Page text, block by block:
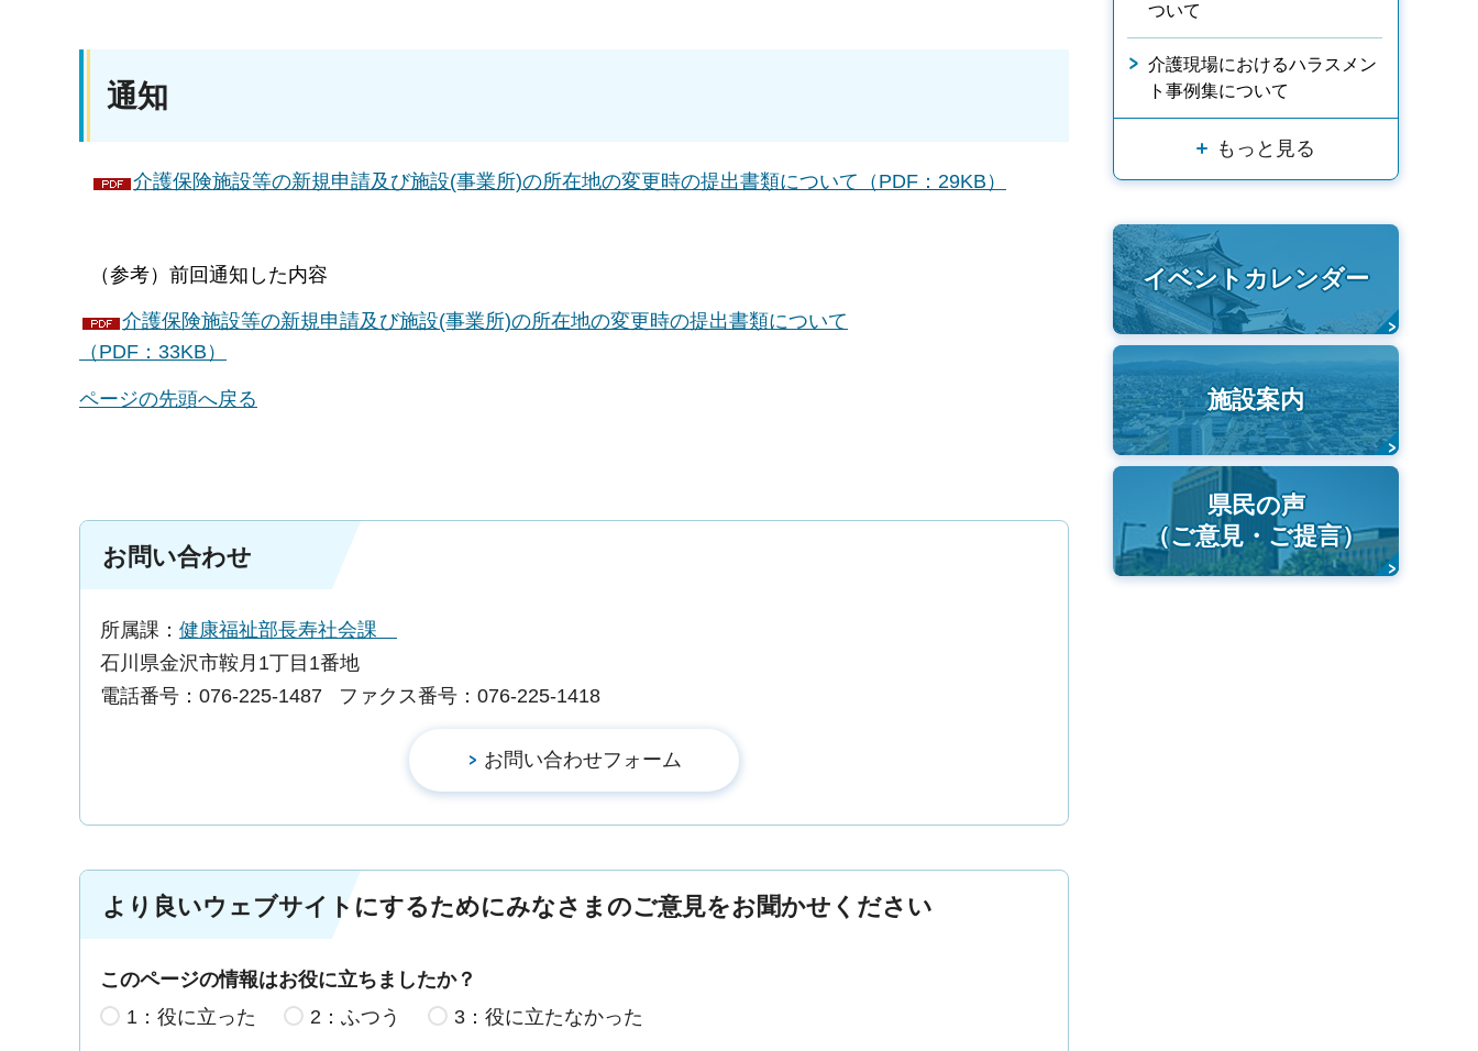
通知
介護保険施設等の新規申請及び施設(事業所)の所在地の変更時の提出書類について（PDF：29KB）
（参考）前回通知した内容
介護保険施設等の新規申請及び施設(事業所)の所在地の変更時の提出書類について
（PDF：33KB）
ページの先頭へ戻る
お問い合わせ
所属課： 健康福祉部長寿社会課
石川県金沢市鞍月1丁目1番地
電話番号：076-225-1487
ファクス番号：076-225-1418
より良いウェブサイトにするためにみなさまのご意見をお聞かせください
このページの情報はお役に立ちましたか？
1：役に立った
2：ふつう 3：役に立たなかった
ついて
介護現場におけるハラスメン
ト事例集について
もっと見る
イベントカレンダー
施設案内
県民の声
（ご意見・ご提言）